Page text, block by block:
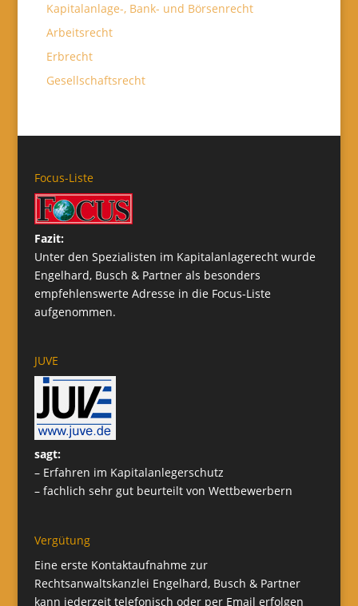
Kapitalanlage-, Bank- und Börsenrecht
Arbeitsrecht
Erbrecht
Gesellschaftsrecht
Focus-Liste
Fazit:
Unter den Spezialisten im Kapitalanlagerecht wurde
Engelhard, Busch & Partner als besonders
empfehlenswerte Adresse in die Focus-Liste
aufgenommen.
JUVE
sagt:
– Erfahren im Kapitalanlegerschutz
– fachlich sehr gut beurteilt von Wettbewerbern
Vergütung
Eine erste Kontaktaufnahme zur
Rechtsanwaltskanzlei Engelhard, Busch & Partner
kann jederzeit telefonisch oder per Email erfolgen